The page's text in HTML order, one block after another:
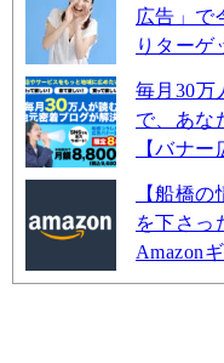
広告」で
りターゲ
毎月30万
で、あな
【バナ
【船橋
を下さっ
Amazon